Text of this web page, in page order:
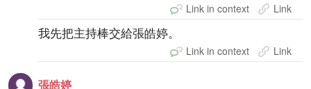
Link in context Link
我先把主持棒交給張皓婷。
Link in context Link
張皓婷